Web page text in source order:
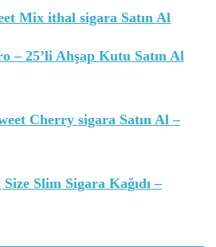
Mix ithal sigara Satın Al
– 25’li Ahşap Kutu Satın Al
Cherry sigara Satın Al –
Slim Sigara Kağıdı –